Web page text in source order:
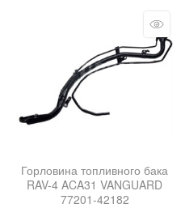
Горловина топливного бака
RAV-4 ACA31 VANGUARD
77201-42182